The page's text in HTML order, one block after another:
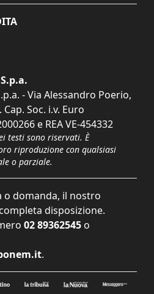
- Via Alessandro Poerio,
Cap. Soc. i.v. Euro
e REA VE-454332
testi sono riservati. È
riproduzione con qualsiasi
o parziale.
o domanda, il nostro
disposizione.
02 89362545 o
.